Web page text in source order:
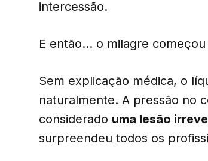
intercessão.
E então… o milagre
Sem explicação médica, o
naturalmente. A pressão no
considerado uma lesão
surpreendeu todos os